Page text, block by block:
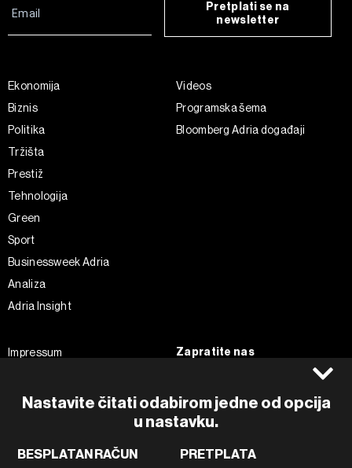
Nastavite čitati odabirom jedne od opcija
u nastavku.
BESPLATAN RAČUN PRETPLATA
Pretplati se na
newsletter
Ekonomija
Biznis
Politika
Tržišta
Prestiž
Tehnologija
Green
Sport
Businessweek Adria
Analiza
Adria Insight
Videos
Programska šema
Bloomberg Adria događaji
Impressum
Pravila privatnosti
Korištenje umjetne inteligencije
Zapratite nas
Instagram
Twitter
Tiktok